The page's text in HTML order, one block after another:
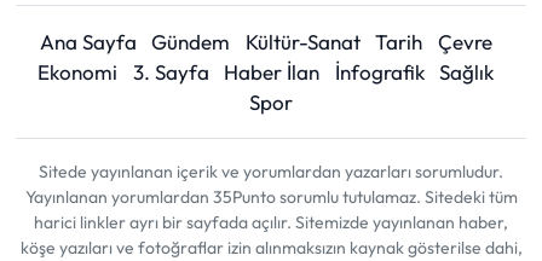
Ana Sayfa Gündem Kültür-Sanat Tarih
Çevre
Ekonomi
3. Sayfa Haber İlan İnfografik Sağlık
Spor
Sitede yayınlanan içerik ve yorumlardan yazarları sorumludur.
Yayınlanan yorumlardan 35Punto sorumlu tutulamaz. Sitedeki tüm
harici linkler ayrı bir sayfada açılır. Sitemizde yayınlanan haber,
köşe yazıları ve fotoğraflar izin alınmaksızın kaynak gösterilse dahi,